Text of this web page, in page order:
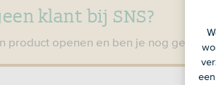
klant bij SNS?
product openen en ben je nog geen